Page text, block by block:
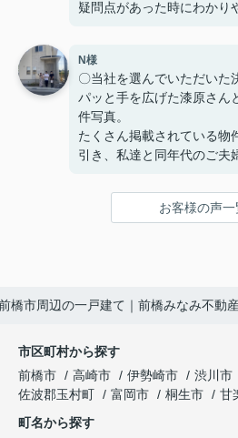
疑問点があった時にわかり
でき、納得してから家を購
ちに寄り添う姿勢から信頼
入を決めました。
〇感じたこと、良かった点
ったことなど
などを気楽に聞くことや報
疑問点に対する返信が遅い
とめたものを何度も更新し
購入までの流れが想像でき
住宅販売店が関わる疑問点
産さんから連絡や確認して
ることを進んでしていただ
N様
〇当社を選んでいただいた
パッと手を広げた漆原さん
件写真。
たくさん掲載されている物
引き、私達と同年代のご夫
で見学予約したのが始まり
も毎回「自由にゆっくり見
〇感じたこと、良かった点
ったことなど
大きな買い物になるので気
んでもかんでも質問してし
確認して連絡下さったので
ても良かったと思います。
夫婦共々とても信頼してお
お客様の声一
橋市周辺の一戸建て｜前橋みなみ不動
市区町村から探す
前橋市
高崎市 伊勢崎市 渋川市
佐波郡玉村町
富岡市 桐生市
甘
町名から探す